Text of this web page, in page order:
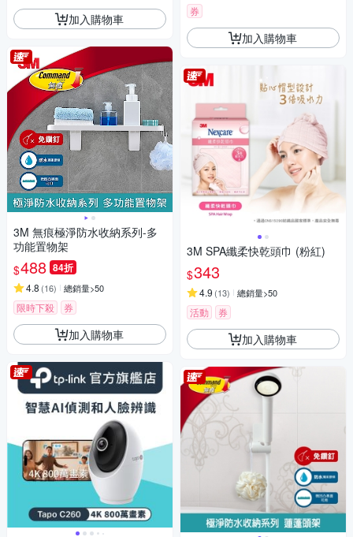
加入購物車
3M 無痕極淨防水收納系列-多
功能置物架
$488 84折
4.8 (16) 總銷量>50
限時下殺 券
加入購物車
券
加入購物車
3M SPA纖柔快乾頭巾 (粉紅)
$343
4.9 (13) 總銷量>50
活動 券
加入購物車